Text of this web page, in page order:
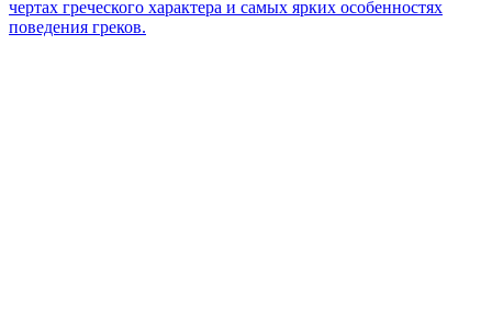
чертах греческого характера и самых ярких особенностях
поведения греков.